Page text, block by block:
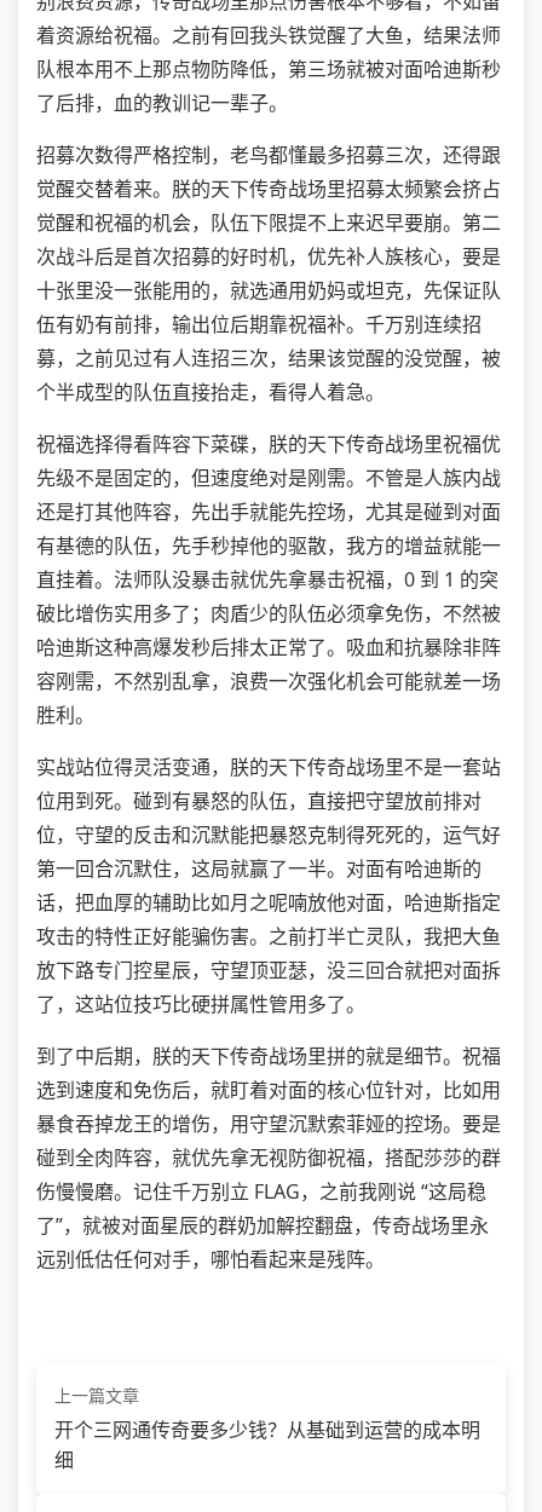
着资源给祝福。之前有回我头铁觉醒了大鱼，结果法师
队根本用不上那点物防降低，第三场就被对面哈迪斯秒
了后排，血的教训记一辈子。
招募次数得严格控制，老鸟都懂最多招募三次，还得跟
觉醒交替着来。朕的天下传奇战场里招募太频繁会挤占
觉醒和祝福的机会，队伍下限提不上来迟早要崩。第二
次战斗后是首次招募的好时机，优先补人族核心，要是
十张里没一张能用的，就选通用奶妈或坦克，先保证队
伍有奶有前排，输出位后期靠祝福补。千万别连续招
募，之前见过有人连招三次，结果该觉醒的没觉醒，被
个半成型的队伍直接抬走，看得人着急。
祝福选择得看阵容下菜碟，朕的天下传奇战场里祝福优
先级不是固定的，但速度绝对是刚需。不管是人族内战
还是打其他阵容，先出手就能先控场，尤其是碰到对面
有基德的队伍，先手秒掉他的驱散，我方的增益就能一
直挂着。法师队没暴击就优先拿暴击祝福，0 到 1 的突
破比增伤实用多了；肉盾少的队伍必须拿免伤，不然被
哈迪斯这种高爆发秒后排太正常了。吸血和抗暴除非阵
容刚需，不然别乱拿，浪费一次强化机会可能就差一场
胜利。
实战站位得灵活变通，朕的天下传奇战场里不是一套站
位用到死。碰到有暴怒的队伍，直接把守望放前排对
位，守望的反击和沉默能把暴怒克制得死死的，运气好
第一回合沉默住，这局就赢了一半。对面有哈迪斯的
话，把血厚的辅助比如月之呢喃放他对面，哈迪斯指定
攻击的特性正好能骗伤害。之前打半亡灵队，我把大鱼
放下路专门控星辰，守望顶亚瑟，没三回合就把对面拆
了，这站位技巧比硬拼属性管用多了。
到了中后期，朕的天下传奇战场里拼的就是细节。祝福
选到速度和免伤后，就盯着对面的核心位针对，比如用
暴食吞掉龙王的增伤，用守望沉默索菲娅的控场。要是
碰到全肉阵容，就优先拿无视防御祝福，搭配莎莎的群
伤慢慢磨。记住千万别立 FLAG，之前我刚说 “这局稳
了”，就被对面星辰的群奶加解控翻盘，传奇战场里永
远别低估任何对手，哪怕看起来是残阵。
上一篇文章
开个三网通传奇要多少钱？从基础到运营的成本明
细